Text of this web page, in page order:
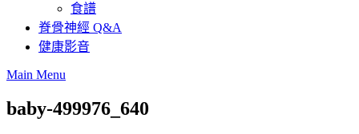
食譜
脊骨神經 Q&A
健康影音
Main Menu
baby-499976_640